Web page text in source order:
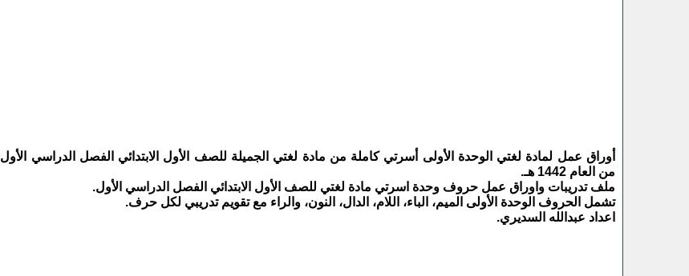
أوراق عمل لمادة لغتي الوحدة الأولى أسرتي كاملة من مادة لغتي الجميلة للصف الأول الابتدائي الفصل الدراسي الأول
من العام 1442 هـ.
ملف تدريبات واوراق عمل حروف وحدة اسرتي مادة لغتي للصف الأول الابتدائي الفصل الدراسي الأول.
تشمل الحروف الوحدة الأولى الميم، الباء، اللام، الدال، النون، والراء مع تقويم تدريبي لكل حرف.
اعداد عبدالله السديري.